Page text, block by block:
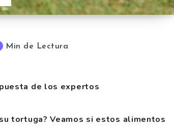
Min de Lectura
de los expertos
tortuga? Veamos si estos alimentos